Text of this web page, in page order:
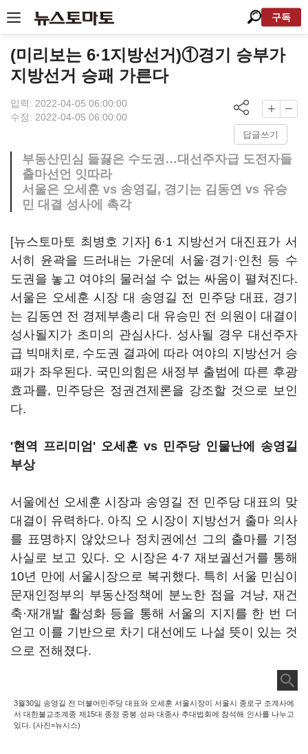
구독
(미리보는 6·1지방선거)①경기 승부가
지방선거 승패 가른다
입력: 2022-04-05 06:00:00
수정: 2022-04-05 06:00:00
답글쓰기
부동산민심 들끓은 수도권…대선주자급 도전자들
출마선언 잇따라
서울은 오세훈 vs 송영길, 경기는 김동연 vs 유승
민 대결 성사에 촉각
[뉴스토마토 최병호 기자] 6·1 지방선거 대진표가 서
서히 윤곽을 드러내는 가운데 서울·경기·인천 등 수
도권을 놓고 여야의 물러설 수 없는 싸움이 펼쳐진다.
서울은 오세훈 시장 대 송영길 전 민주당 대표, 경기
는 김동연 전 경제부총리 대 유승민 전 의원이 대결이
성사될지가 초미의 관심사다. 성사될 경우 대선주자
급 빅매치로, 수도권 결과에 따라 여야의 지방선거 승
패가 좌우된다. 국민의힘은 새정부 출범에 따른 후광
효과를, 민주당은 정권견제론을 강조할 것으로 보인
다.
'현역 프리미엄' 오세훈 vs 민주당 인물난에 송영길
부상
서울에선 오세훈 시장과 송영길 전 민주당 대표의 맞
대결이 유력하다. 아직 오 시장이 지방선거 출마 의사
를 표명하지 않았으나 정치권에선 그의 출마를 기정
사실로 보고 있다. 오 시장은 4·7 재보궐선거를 통해
10년 만에 서울시장으로 복귀했다. 특히 서울 민심이
문재인정부의 부동산정책에 분노한 점을 겨냥, 재건
축·재개발 활성화 등을 통해 서울의 지지를 한 번 더
얻고 이를 기반으로 차기 대선에도 나설 뜻이 있는 것
으로 전해졌다.
3월30일 송영길 전 더불어민주당 대표와 오세훈 서울시장이 서울시 종로구 조계사에
서 대한불교조계종 제15대 종정 중봉 성파 대종사 추대법회에 참석해 인사를 나누고
있다. (사진=뉴시스)